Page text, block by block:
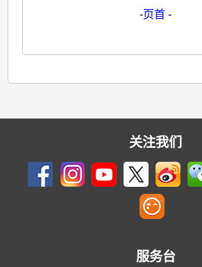
-页首-
关注我们
服务台